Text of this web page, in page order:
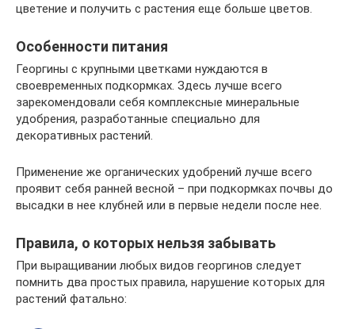
цветение и получить с растения еще больше цветов.
Особенности питания
Георгины с крупными цветками нуждаются в
своевременных подкормках. Здесь лучше всего
зарекомендовали себя комплексные минеральные
удобрения, разработанные специально для
декоративных растений.
Применение же органических удобрений лучше всего
проявит себя ранней весной – при подкормках почвы до
высадки в нее клубней или в первые недели после нее.
Правила, о которых нельзя забывать
При выращивании любых видов георгинов следует
помнить два простых правила, нарушение которых для
растений фатально: